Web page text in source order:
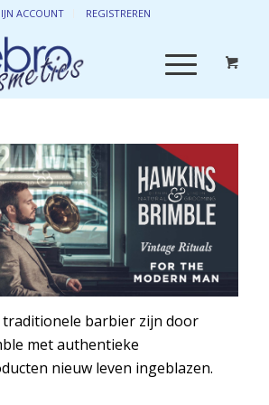
ACCOUNT REGISTREREN
traditionele barbier zijn door
met authentieke
nieuw leven ingeblazen.